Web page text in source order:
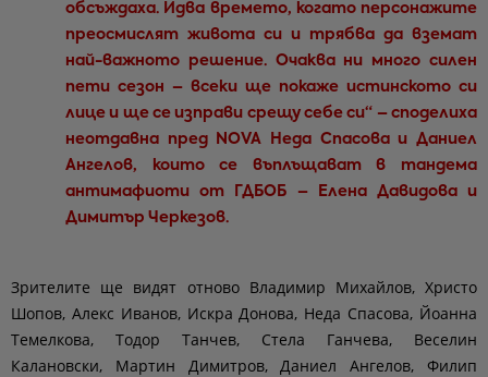
обсъждаха. Идва времето, когато персонажите
преосмислят живота си и трябва да вземат
най-важното решение. Очаква ни много силен
пети сезон – всеки ще покаже истинското си
лице и ще се изправи срещу себе си“ – споделиха
неотдавна пред NOVA Неда Спасова и Даниел
Ангелов, които се въплъщават в тандема
антимафиоти от ГДБОБ – Елена Давидова и
Димитър Черкезов.
Зрителите ще видят отново Владимир Михайлов, Христо
Шопов, Алекс Иванов, Искра Донова, Неда Спасова, Йоанна
Темелкова, Тодор Танчев, Стела Ганчева, Веселин
Калановски, Мартин Димитров, Даниел Ангелов, Филип